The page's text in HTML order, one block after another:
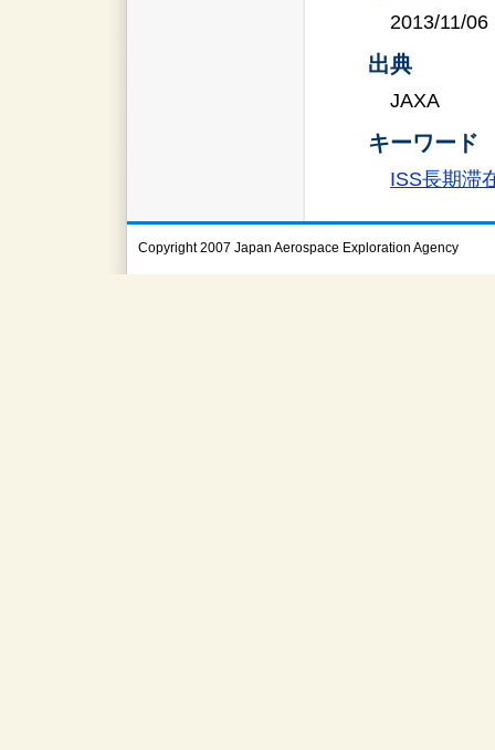
2013/11/06
出典
JAXA
キーワード
ISS長期滞
Copyright 2007 Japan Aerospace Exploration Agency